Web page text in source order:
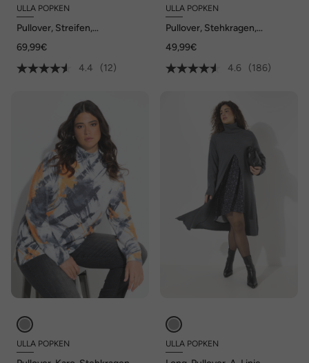
ULLA POPKEN
Pullover, Streifen,
69,99€
4.4
(12)
ULLA POPKEN
Pullover, Stehkragen,
49,99€
4.6
(186)
ULLA POPKEN ULLA POPKEN